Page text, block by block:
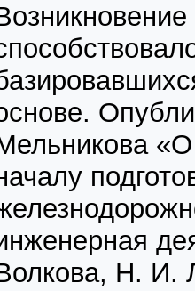
Н. И.